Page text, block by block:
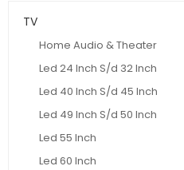
TV
Home Audio & Theater
Led 24 Inch S/d 32 Inch
Led 40 Inch S/d 45 Inch
Led 49 Inch S/d 50 Inch
Led 55 Inch
Led 60 Inch